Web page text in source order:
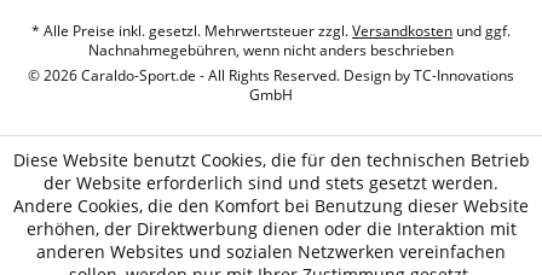
* Alle Preise inkl. gesetzl. Mehrwertsteuer zzgl.Versandkosten und ggf.
Nachnahmegebühren, wenn nicht anders beschrieben
© 2026 Caraldo-Sport.de - All Rights Reserved. Design byTC-Innovations
GmbH
Diese Website benutzt Cookies, die für den technischen Betrieb
der Website erforderlich sind und stets gesetzt werden.
Andere Cookies, die den Komfort bei Benutzung dieser Website
erhöhen, der Direktwerbung dienen oder die Interaktion mit
anderen Websites und sozialen Netzwerken vereinfachen